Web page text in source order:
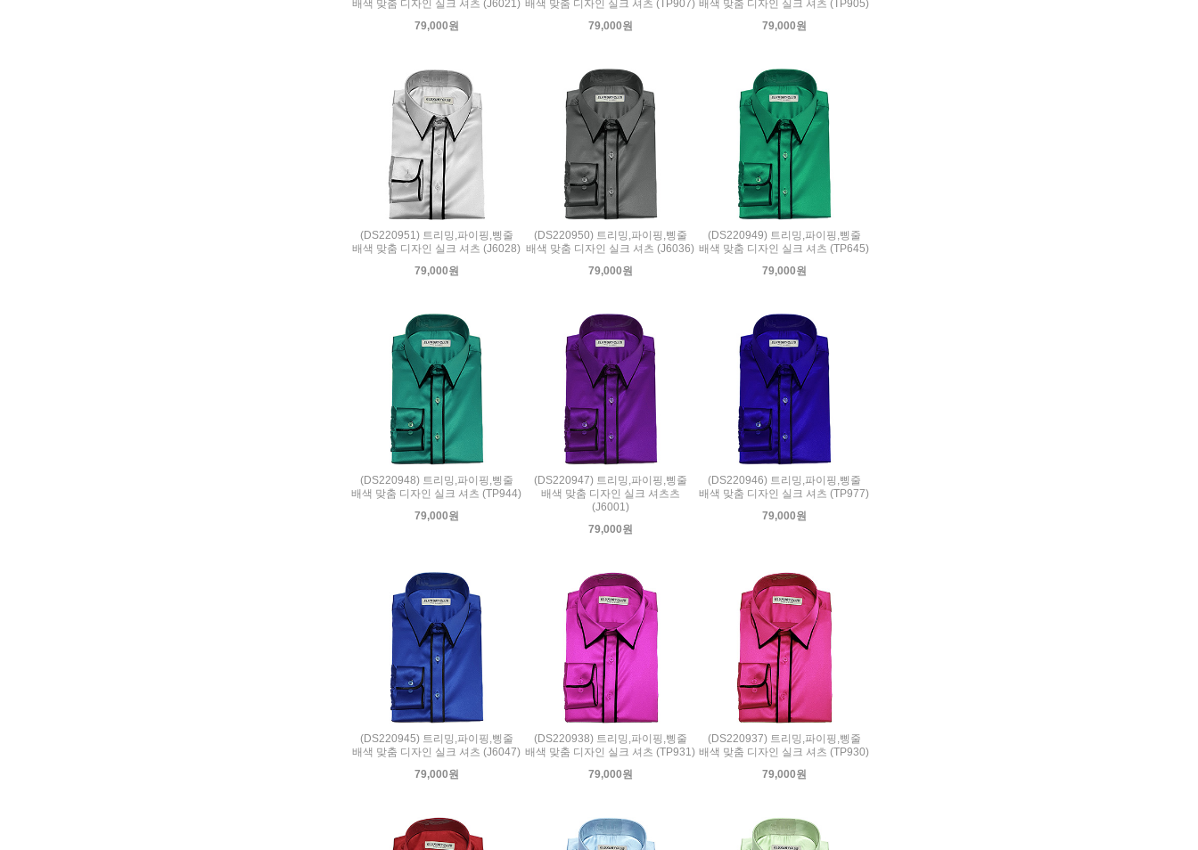
배색 맞춤 디자인 실크 셔츠 (J6021)
79,000원
배색 맞춤 디자인 실크 셔츠 (TP907)
79,000원
배색 맞춤 디자인 실크 셔츠 (TP905)
79,000원
(DS220951) 트리밍,파이핑,삥줄
배색 맞춤 디자인 실크 셔츠 (J6028)
79,000원
(DS220950) 트리밍,파이핑,삥줄
배색 맞춤 디자인 실크 셔츠 (J6036)
79,000원
(DS220949) 트리밍,파이핑,삥줄
배색 맞춤 디자인 실크 셔츠 (TP645)
79,000원
(DS220948) 트리밍,파이핑,삥줄
배색 맞춤 디자인 실크 셔츠 (TP944)
79,000원
(DS220947) 트리밍,파이핑,삥줄
배색 맞춤 디자인 실크 셔츠츠
(J6001)
79,000원
(DS220946) 트리밍,파이핑,삥줄
배색 맞춤 디자인 실크 셔츠 (TP977)
79,000원
(DS220945) 트리밍,파이핑,삥줄
배색 맞춤 디자인 실크 셔츠 (J6047)
79,000원
(DS220938) 트리밍,파이핑,삥줄
배색 맞춤 디자인 실크 셔츠 (TP931)
79,000원
(DS220937) 트리밍,파이핑,삥줄
배색 맞춤 디자인 실크 셔츠 (TP930)
79,000원